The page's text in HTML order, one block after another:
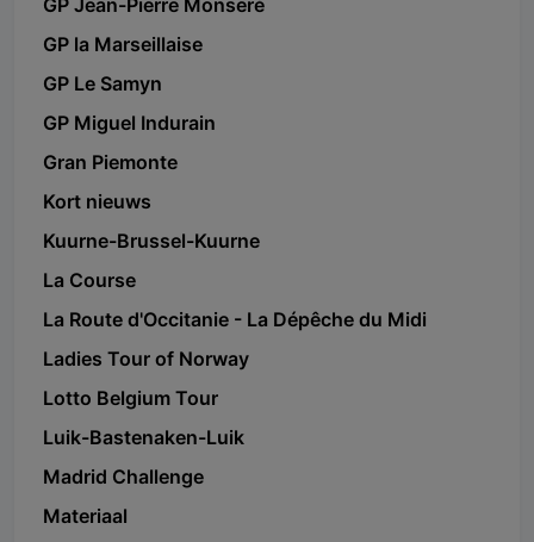
GP Jean-Pierre Monseré
GP la Marseillaise
GP Le Samyn
GP Miguel Indurain
Gran Piemonte
Kort nieuws
Kuurne-Brussel-Kuurne
La Course
La Route d'Occitanie - La Dépêche du Midi
Ladies Tour of Norway
Lotto Belgium Tour
Luik-Bastenaken-Luik
Madrid Challenge
Materiaal